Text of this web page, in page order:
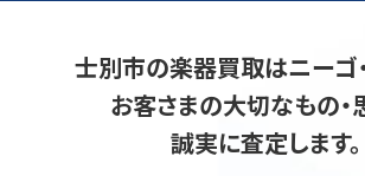
士別市の楽器買取はニーゴ
お客さまの大切なもの・
誠実に査定します。